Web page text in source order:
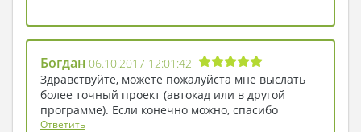
Богдан 06.10.2017 12:01:42
Здравствуйте, можете пожалуйста мне выслать
более точный проект (автокад или в другой
программе). Если конечно можно, спасибо
Ответить